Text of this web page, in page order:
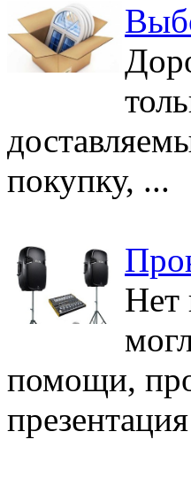
покупку, ...
Нет
помощи,